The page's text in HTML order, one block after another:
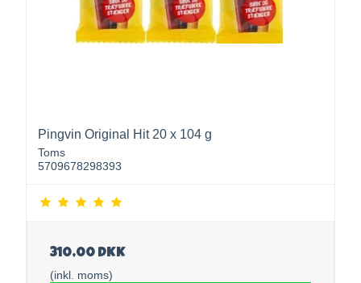
Pingvin Original Hit 20 x 104 g
Toms
5709678298393
310,00 DKK
(inkl. moms)